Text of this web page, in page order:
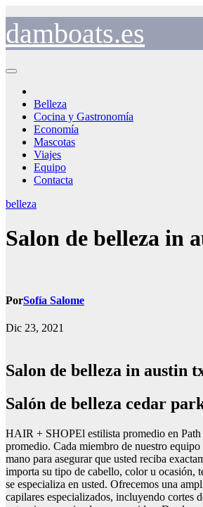
contenido
damboats.es
Belleza
Cocina y Gastronomía
Economía
Mascotas
Viajes
Equipo
Contacta
belleza
Salon de belleza in
PorSofía Salome
Dic 23, 2021
Salon de belleza in austin
Salón de belleza cedar
HAIR + SHOPEl estilista promedio en Path
promedio. Cada miembro de nuestro equipo
mano para asegurar que usted reciba
importa su tipo de cabello, color u ocasión,
se especializa en usted. Ofrecemos una
capilares especializados, incluyendo cortes